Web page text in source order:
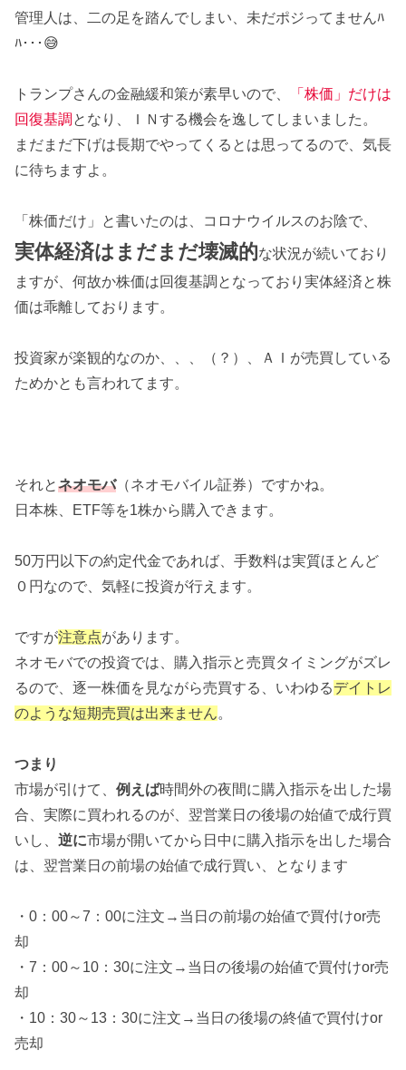
管理人は、二の足を踏んでしまい、未だポジってませんﾊ
ﾊ･･･😅
トランプさんの金融緩和策が素早いので、
「株価」だけは
回復基調 となり、ＩＮする機会を逸してしまいました。
まだまだ下げは長期でやってくるとは思ってるので、気長
に待ちますよ。
「株価だけ」と書いたのは、コロナウイルスのお陰で、
実体経済はまだまだ壊滅的な状況が続いており
ますが、何故か株価は回復基調となっており実体経済と株
価は乖離しております。
投資家が楽観的なのか、、、（？）、ＡＩが売買している
ためかとも言われてます。
それとネオモバ（ネオモバイル証券）ですかね。
日本株、ETF等を1株から購入できます。
50万円以下の約定代金であれば、手数料は実質ほとんど
０円なので、気軽に投資が行えます。
ですが注意点があります。
ネオモバでの投資では、購入指示と売買タイミングがズレ
るので、逐一株価を見ながら売買する、いわゆるデイトレ
のような短期売買は出来ません。
つまり
市場が引けて、 例えば時間外の夜間に購入指示を出した場
合、実際に買われるのが、翌営業日の後場の始値で成行買
いし、 逆に市場が開いてから日中に購入指示を出した場合
は、翌営業日の前場の始値で成行買い、となります
・0：00～7：00に注文→当日の前場の始値で買付けor売
却
・7：00～10：30に注文→当日の後場の始値で買付けor売
却
・10：30～13：30に注文→当日の後場の終値で買付けor
売却